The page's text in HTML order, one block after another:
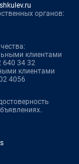
органов:
клиентами
640 34 32
клиентами
4056